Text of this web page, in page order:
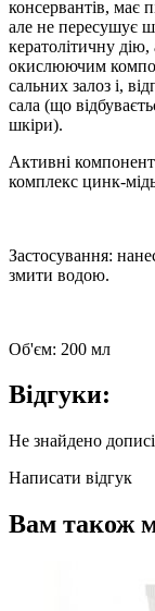
консервантів, має
але не пересушує
кератолітичну
окислюючим
сальних залоз і,
сала (що
шкіри).
Активні
комплекс цинк-
Застосування:
змити водою.
Об'єм: 200 мл
Відгуки:
Не знайдено
Написати відгук
Вам також